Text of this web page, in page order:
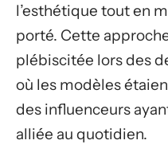
l’esthétique tout en
porté. Cette
plébiscitée lors des
où les modèles
des influenceurs
alliée au quotidien.